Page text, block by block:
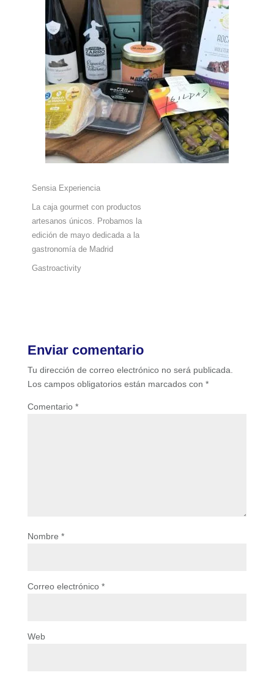
Sensia Experiencia
La caja gourmet con productos
artesanos únicos. Probamos la
edición de mayo dedicada a la
gastronomía de Madrid
Gastroactivity
Enviar comentario
Tu dirección de correo electrónico no será publicada.
Los campos obligatorios están marcados con *
Comentario *
Nombre *
Correo electrónico *
Web